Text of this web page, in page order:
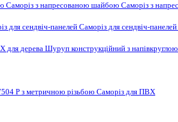
Саморіз з напресованою шайбою Саморіз з
для сендвіч-панелейСаморіз для сендвіч-
для дереваШуруп конструкційний з
P з метричною різьбоюСаморіз для ПВХ